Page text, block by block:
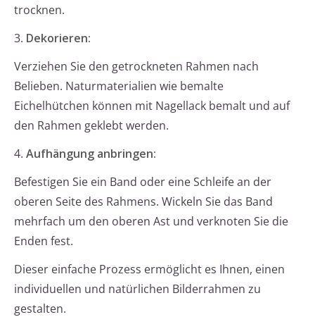
trocknen.
3. Dekorieren:
Verziehen Sie den getrockneten Rahmen nach
Belieben. Naturmaterialien wie bemalte
Eichelhütchen können mit Nagellack bemalt und auf
den Rahmen geklebt werden.
4. Aufhängung anbringen:
Befestigen Sie ein Band oder eine Schleife an der
oberen Seite des Rahmens. Wickeln Sie das Band
mehrfach um den oberen Ast und verknoten Sie die
Enden fest.
Dieser einfache Prozess ermöglicht es Ihnen, einen
individuellen und natürlichen Bilderrahmen zu
gestalten.